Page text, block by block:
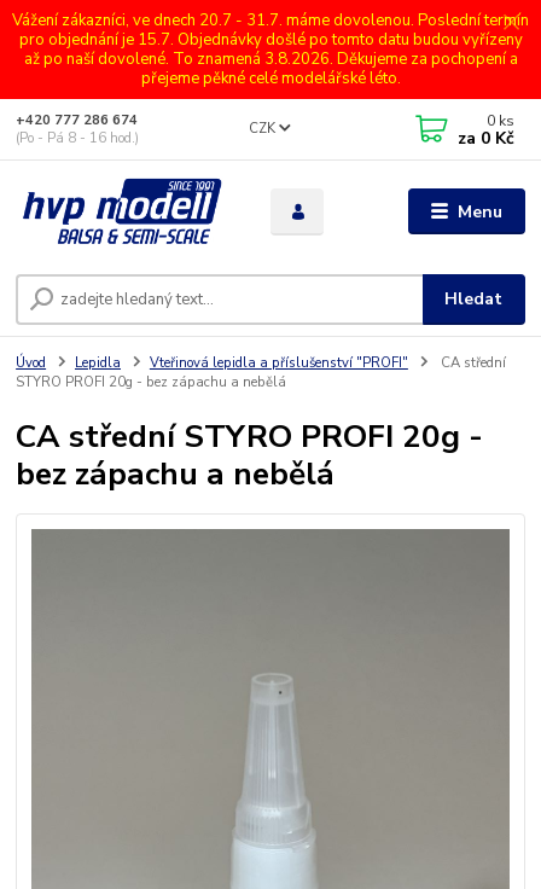
Vážení zákazníci, ve dnech 20.7 - 31.7. máme dovolenou. Poslední termín
pro objednání je 15.7. Objednávky došlé po tomto datu budou vyřízeny
až po naší dovolené. To znamená 3.8.2026. Děkujeme za pochopení a
přejeme pěkné celé modelářské léto.
Menu
CZK
Hledat
+420 777 286 674
(Po - Pá 8 - 16 hod.)
0 ks
za 0 Kč
Úvod Lepidla Vteřinová lepidla a příslušenství "PROFI"
CA střední
STYRO PROFI 20g - bez zápachu a nebělá
CA střední STYRO PROFI 20g -
bez zápachu a nebělá